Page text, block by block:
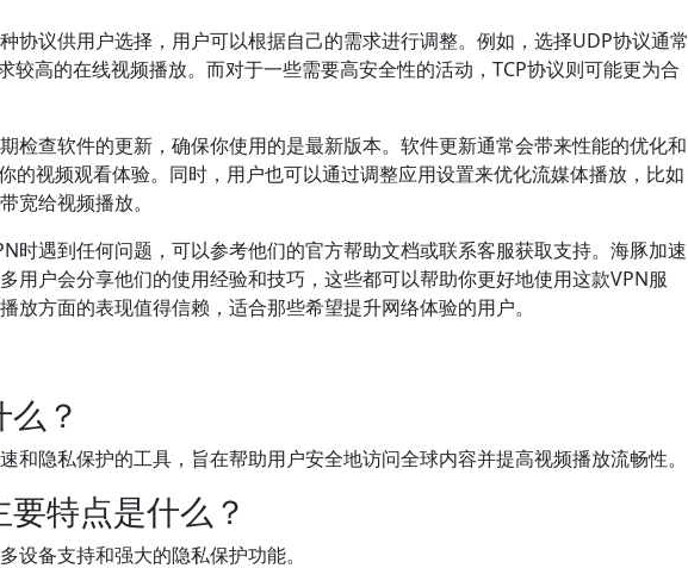
协议供用户选择，用户可以根据自己的需求进行调整。例如，选择UDP协议通常
较高的在线视频播放。而对于一些需要高安全性的活动，TCP协议则可能更为合
检查软件的更新，确保你使用的是最新版本。软件更新通常会带来性能的优化和
的视频观看体验。同时，用户也可以通过调整应用设置来优化流媒体播放，比如
宽给视频播放。
时遇到任何问题，可以参考他们的官方帮助文档或联系客服获取支持。海豚加速
用户会分享他们的使用经验和技巧，这些都可以帮助你更好地使用这款VPN服
放方面的表现值得信赖，适合那些希望提升网络体验的用户。
？
和隐私保护的工具，旨在帮助用户安全地访问全球内容并提高视频播放流畅性。
特点是什么？
设备支持和强大的隐私保护功能。